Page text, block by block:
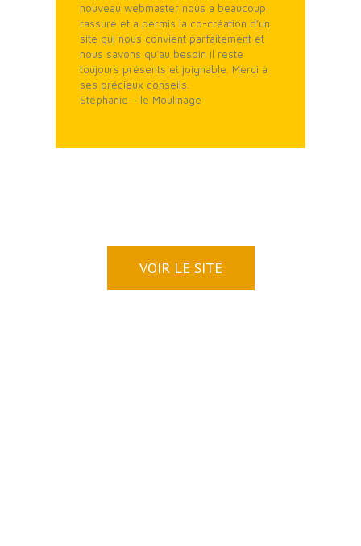
nouveau webmaster nous a beaucoup
rassuré et a permis la co-création d’un
site qui nous convient parfaitement et
nous savons qu’au besoin il reste
toujours présents et joignable. Merci à
ses précieux conseils.
Stéphanie – le Moulinage
VOIR LE SITE